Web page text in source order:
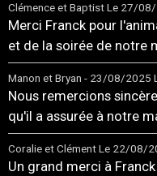
Clémence et BaptistLe 27/
Merci Franck pour
et de la soirée de notre
Manon et Bryan - 23/08/2025
Nous remercions
qu'il a assurée à notre
Coralie et ClémentLe 22/08/
Un grand merci à